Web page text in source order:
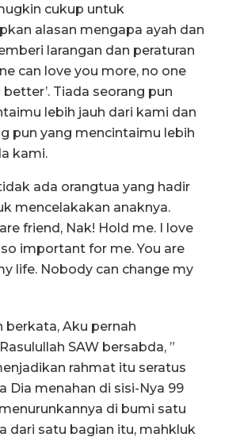
cukup untuk
alasan mengapa ayah dan
larangan dan peraturan
can love you more, no one
Tiada seorang pun
lebih jauh dari kami dan
pun yang mencintaimu lebih
kami.
ada orangtua yang hadir
mencelakakan anaknya.
friend, Nak! Hold me. I love
so important for me. You are
life. Nobody can change my
berkata, Aku pernah
SAW bersabda, ”
rahmat itu seratus
Dia menahan di sisi-Nya 99
di bumi satu
dari satu bagian itu, mahkluk